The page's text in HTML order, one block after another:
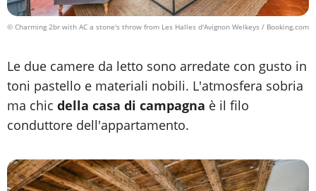
© Charming 2br with AC a stone's throw from Les Halles d'Avignon Welkeys / Booking.com
Le due camere da letto sono arredate con gusto in
toni pastello e materiali nobili. L'atmosfera sobria
ma chic della casa di campagna è il filo
conduttore dell'appartamento.